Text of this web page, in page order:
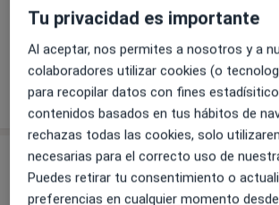
Ex-Residente de Medicina Preventiva y
del HGUCR
Máster en profesionalismo y Medicina
Universidad Católica
Publicaciones en revistas nacionales e
Colaborador docente
Ver galería (19)
Mostrar más detalles
sobre la
Servicios y precios
Visita Dermatología
Tu privacidad es importante
Al aceptar, nos permites a nosotros y a
colaboradores utilizar cookies (o
para recopilar datos con fines
contenidos basados en tus hábitos de
rechazas todas las cookies, solo
necesarias para el correcto uso de
Puedes retirar tu consentimiento o
preferencias en cualquier momento